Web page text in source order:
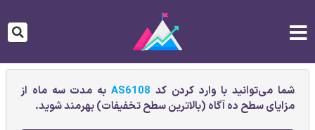
شما می‌توانید با وارد کردن کد AS6108به مدت سه ماه از
مزایای سطح ده آگاه (بالاترین سطح تخفیفات) بهرمند شوید.